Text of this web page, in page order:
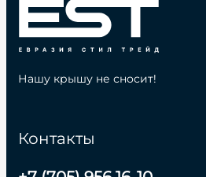
Контакты
Нашу крышу не сносит!